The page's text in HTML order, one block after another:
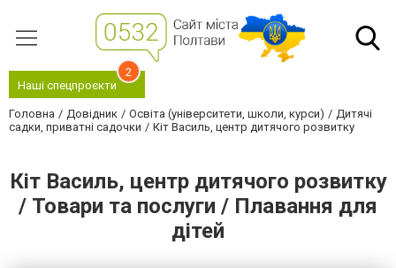
Наші спецпроєкти
2
Головна Довідник Освіта (університети, школи, курси)
Дитячі
садки, приватні садочки
Кіт Василь, центр дитячого розвитку
Кіт Василь, центр дитячого розвитку
/ Товари та послуги / Плавання для
дітей